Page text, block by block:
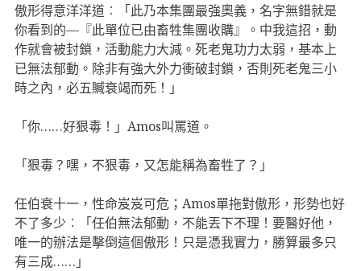
傲形得意洋洋道︰「此乃本集團最強奧義，名字無錯就是
你看到的—『此單位已由畜牲集團收購』。中我這招，動
作就會被封鎖，活動能力大減。死老鬼功力太弱，基本上
已無法郁動。除非有強大外力衝破封鎖，否則死老鬼三小
時之內，必五贓衰竭而死！」
「你……好狠毒！」Amos叫罵道。
「狠毒？嘿，不狠毒，又怎能稱為畜牲了？」
任伯衰十一，性命岌岌可危；Amos單拖對傲形，形勢也好
不了多少︰「任伯無法郁動，不能丟下不理！要醫好他，
唯一的辦法是擊倒這個傲形！只是憑我實力，勝算最多只
有三成……」